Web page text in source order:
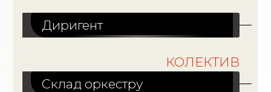
Диригент
КОЛЕКТИВ
Склад оркестру